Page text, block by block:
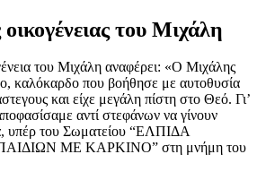
του Μιχάλη
του Μιχάλη αναφέρει: «Ο Μιχάλης
καλόκαρδο που βοήθησε με αυτοθυσία
και είχε μεγάλη πίστη στο Θεό. Γι’
αντί στεφάνων να γίνουν
υπέρ του Σωματείου “ΕΛΠΙΔΑ
ΜΕ ΚΑΡΚΙΝΟ” στη μνήμη του